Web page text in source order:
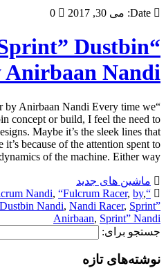
Date: می 30, 2017 0
Dustbin
Anirbaan Nandi
by Anirbaan Nandi Every time we
concept or build, I feel the need to
Maybe it’s the sleek lines that
it’s because of the attention spent to
of the machine. Either way, […]
ماشین های جدید
“Fulcrum Anirbaan
Nandi, “Fulcrum Racer, by,
Dustbin Nandi, Nandi Racer, Sprint”
Anirbaan, Sprint” Nandi
جستجو برای:
نوشته‌های تازه